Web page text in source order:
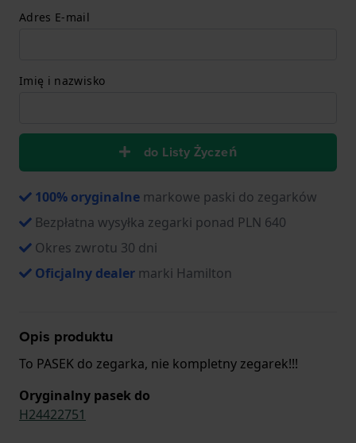
Adres E-mail
Imię i nazwisko
do Listy Życzeń
100% oryginalne markowe paski do zegarków
Bezpłatna wysyłka zegarki ponad PLN 640
Okres zwrotu 30 dni
Oficjalny dealer marki Hamilton
Opis produktu
To PASEK do zegarka, nie kompletny zegarek!!!
Oryginalny pasek do
H24422751